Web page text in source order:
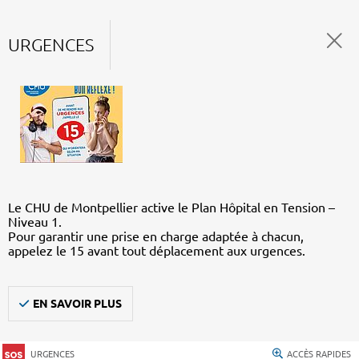
URGENCES
Le CHU de Montpellier active le Plan Hôpital en Tension –
Niveau 1.
Pour garantir une prise en charge adaptée à chacun,
appelez le 15 avant tout déplacement aux urgences.
EN SAVOIR PLUS
URGENCES ACCÈS RAPIDES